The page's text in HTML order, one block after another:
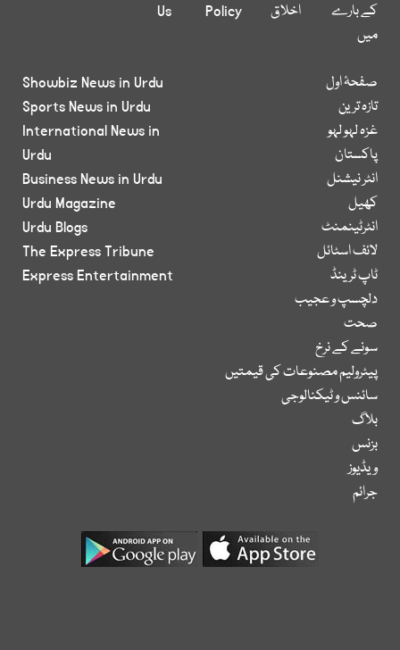
کے بارے
میں
اخلاق
Policy
Us
صفحۂ اول
تازہ ترین
غزہ لہو لہو
پاکستان
انٹر نیشنل
کھیل
انٹرٹینمنٹ
لائف اسٹائل
ٹاپ ٹرینڈ
دلچسپ و عجیب
صحت
سونے کے نرخ
پیٹرولیم مصنوعات کی قیمتیں
سائنس و ٹیکنالوجی
بلاگ
بزنس
ویڈیوز
جرائم
Showbiz News in Urdu
Sports News in Urdu
International News in
Urdu
Business News in Urdu
Urdu Magazine
Urdu Blogs
The Express Tribune
Express Entertainment